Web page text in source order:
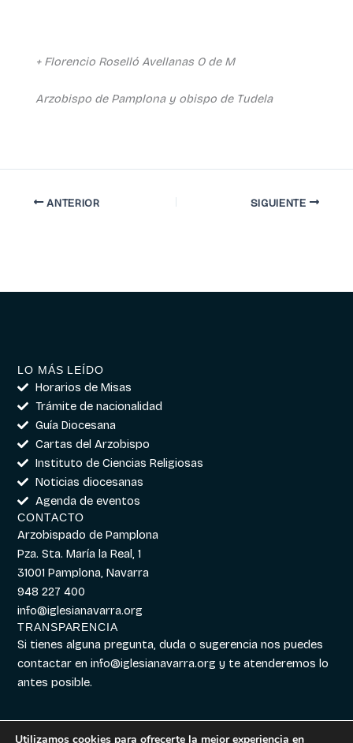
+ Florencio Roselló Avellanas O de M
Arzobispo de Pamplona y obispo de Tudela
ANTERIOR SIGUIENTE
LO MÁS LEÍDO
Horarios de Misas
Trámite de nacionalidad
Guía Diocesana
Cartas del Arzobispo
Instituto de Ciencias Religiosas
Noticias diocesanas
Agenda de eventos
CONTACTO
Arzobispado de Pamplona
Pza. Sta. María la Real, 1
31001 Pamplona, Navarra
948 227 400
info@iglesianavarra.org
TRANSPARENCIA
Si tienes alguna pregunta, duda o sugerencia nos puedes
contactar eninfo@iglesianavarra.org y te atenderemos lo
antes posible.
Utilizamos cookies para ofrecerte la mejor experiencia en